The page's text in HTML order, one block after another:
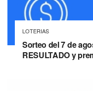
LOTERIAS
Sorteo del 7 de
RESULTADO y